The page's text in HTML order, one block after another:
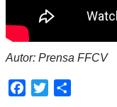
Autor: Prensa FFCV
Facebook
Twitter